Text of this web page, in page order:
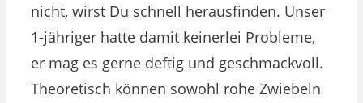
nicht, wirst Du schnell herausfinden. Unser
1-jähriger hatte damit keinerlei Probleme,
er mag es gerne deftig und geschmackvoll.
Theoretisch können sowohl rohe Zwiebeln